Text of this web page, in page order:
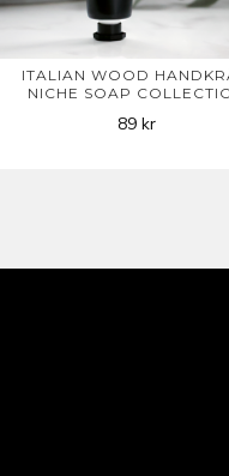
ITALIAN WOOD
NICHE SOAP
89kr